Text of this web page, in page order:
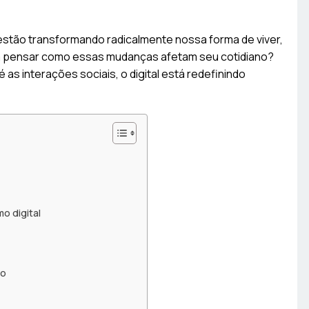
transformando radicalmente nossa forma de viver,
como essas mudanças afetam seu cotidiano?
as interações sociais, o digital está redefinindo
digital